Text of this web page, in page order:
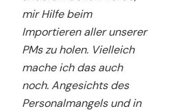
mir Hilfe beim
Importieren aller unserer
PMs zu holen. Vielleich
mache ich das auch
noch. Angesichts des
Personalmangels und in